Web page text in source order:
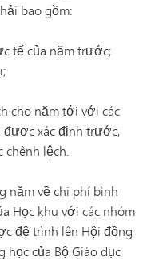
bao gồm:
tế của năm trước;
cho năm tới với các
xác định trước,
chênh lệch.
năm về chi phí bình
Học khu với các nhóm
đệ trình lên Hội đồng
học của Bộ Giáo dục